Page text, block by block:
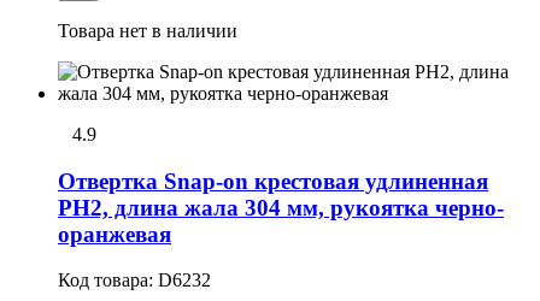
Товара нет в наличии
4.9
Отвертка Snap-on крестовая удлиненная
РН2, длина жала 304 мм, рукоятка черно-
оранжевая
Код товара: D6232